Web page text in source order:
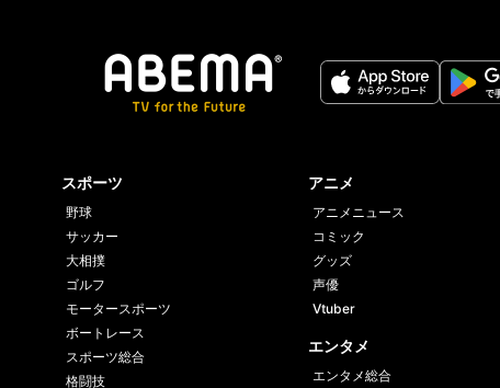
スポーツ
野球
サッカー
大相撲
ゴルフ
モータースポーツ
ボートレース
スポーツ総合
格闘技
アニメ
アニメニュース
コミック
グッズ
声優
Vtuber
エンタメ
エンタメ総合